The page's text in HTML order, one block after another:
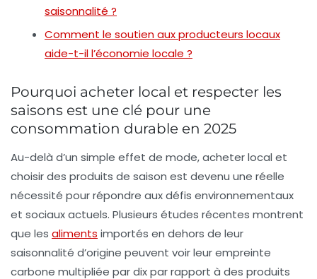
saisonnalité ?
Comment le soutien aux producteurs locaux
aide-t-il l’économie locale ?
Pourquoi acheter local et respecter les
saisons est une clé pour une
consommation durable en 2025
Au-delà d’un simple effet de mode, acheter local et
choisir des produits de saison est devenu une réelle
nécessité pour répondre aux défis environnementaux
et sociaux actuels. Plusieurs études récentes montrent
que les aliments importés en dehors de leur
saisonnalité d’origine peuvent voir leur empreinte
carbone multipliée par dix par rapport à des produits